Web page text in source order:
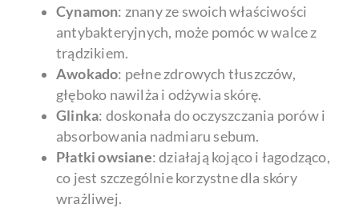
Cynamon: znany ze swoich właściwości
antybakteryjnych, może pomóc w walce z
trądzikiem.
Awokado: pełne zdrowych tłuszczów,
głęboko nawilża i odżywia skórę.
Glinka: doskonała do oczyszczania porów i
absorbowania nadmiaru sebum.
Płatki owsiane: działają kojąco i łagodząco,
co jest szczególnie korzystne dla skóry
wrażliwej.